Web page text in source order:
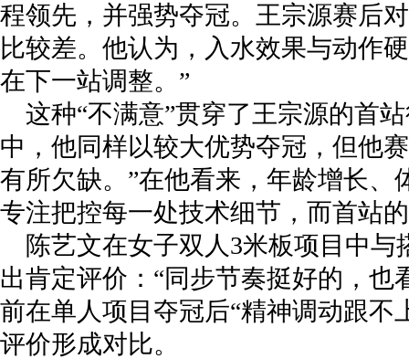
程领先，并强势夺冠。王宗源赛后
比较差。他认为，入水效果与动作
在下一站调整。”
这种“不满意”贯穿了王宗源的首
中，他同样以较大优势夺冠，但他
有所欠缺。”在他看来，年龄增长、
专注把控每一处技术细节，而首站
陈艺文在女子双人3米板项目中
出肯定评价：“同步节奏挺好的，也
前在单人项目夺冠后“精神调动跟不
评价形成对比。